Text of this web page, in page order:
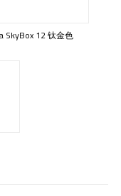
SkyBox 12 钛金色